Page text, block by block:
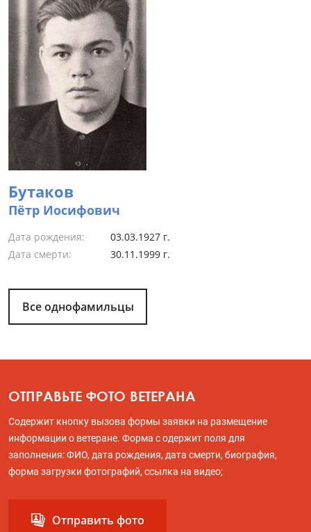
Бутаков
Пётр Иосифович
Дата рождения:
03.03.1927 г.
Дата смерти:
30.11.1999 г.
Все однофамильцы
ОТПРАВЬТЕ ФОТО ВЕТЕРАНА
Содержит кнопку вызова формы заявки на размещение
информации о ветеране. Форма с одержит поля для
заполнения: ФИО, дата рождения, дата смерти, биография,
форма загрузки фотографий, ссылка на видео;
Отправить фото